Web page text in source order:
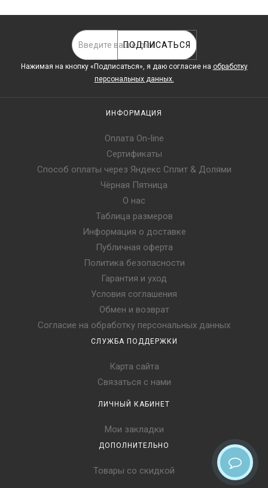
ПОДПИСАТЬСЯ
Нажимая на кнопку «Подписаться», я даю cогласие на обработку
персональных данных.
ИНФОРМАЦИЯ
Оплата On-line
Сертификаты
Способ оплаты через Яндекс Сплит & Долями
Чёрная Пятница
О нас
Таблица размеров
Информация о доставке
Публичная оферта
Политика безопасности
Гарантия и уход
Условия соглашения
Обмен и возврат
Согласие на обработку персональных данных
СЛУЖБА ПОДДЕРЖКИ
Карта сайта
Связаться с нами
ЛИЧНЫЙ КАБИНЕТ
Мои закладки
ДОПОЛНИТЕЛЬНО
Товары со скидкой